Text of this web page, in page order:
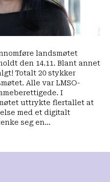
landsmøtet
den 14.11. Blant annet
Totalt 20 stykker
Alle var LMSO-
I
uttrykte flertallet at
med et digitalt
seg en…